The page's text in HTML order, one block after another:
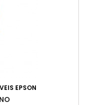
EPSON